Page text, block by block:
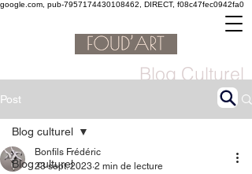
google.com, pub-7957174430108462, DIRECT, f08c47fec0942fa0
Blog Culturel
Post
Blog culturel
Blog culturel
Bonfils Frédéric
23 sept. 2023 2 min de lecture